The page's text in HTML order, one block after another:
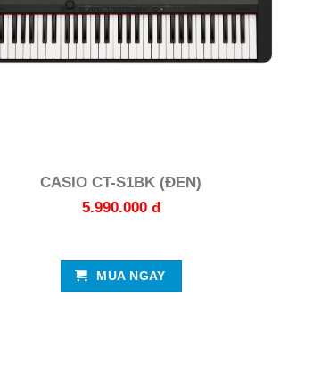
CASIO CT-S1BK (ĐEN)
5.990.000 đ
MUA NGAY